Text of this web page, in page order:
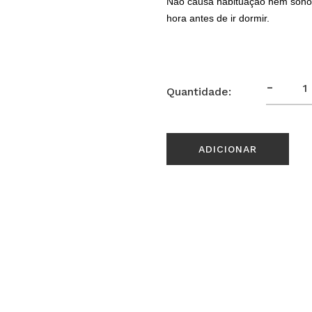
hora antes de ir dormir.
Quantidade: -
ADICIONAR